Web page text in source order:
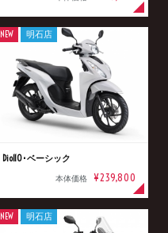
Dio110･ベーシック
本体価格 ¥239,800
NEW 明石店
NEW 明石店